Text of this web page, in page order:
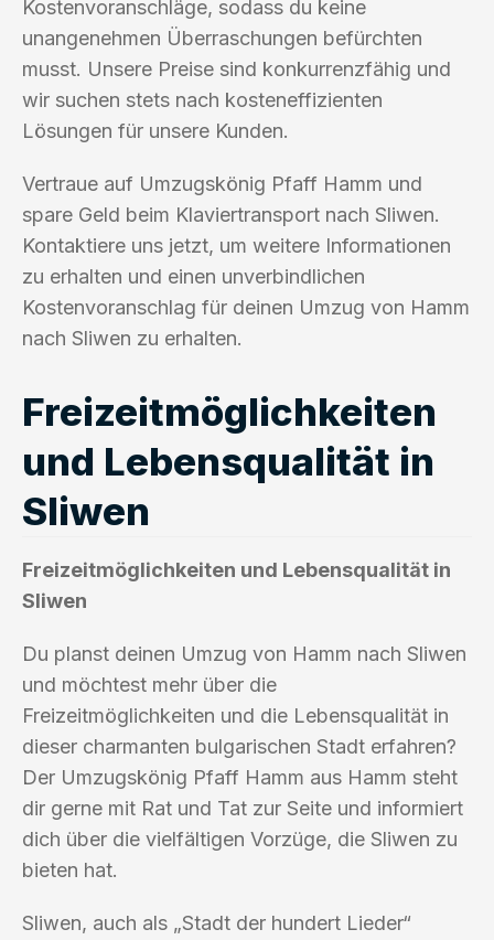
Kostenvoranschläge, sodass du keine
unangenehmen Überraschungen befürchten
musst. Unsere Preise sind konkurrenzfähig und
wir suchen stets nach kosteneffizienten
Lösungen für unsere Kunden.
Vertraue auf Umzugskönig Pfaff Hamm und
spare Geld beim Klaviertransport nach Sliwen.
Kontaktiere uns jetzt, um weitere Informationen
zu erhalten und einen unverbindlichen
Kostenvoranschlag für deinen Umzug von Hamm
nach Sliwen zu erhalten.
Freizeitmöglichkeiten
und Lebensqualität in
Sliwen
Freizeitmöglichkeiten und Lebensqualität in
Sliwen
Du planst deinen Umzug von Hamm nach Sliwen
und möchtest mehr über die
Freizeitmöglichkeiten und die Lebensqualität in
dieser charmanten bulgarischen Stadt erfahren?
Der Umzugskönig Pfaff Hamm aus Hamm steht
dir gerne mit Rat und Tat zur Seite und informiert
dich über die vielfältigen Vorzüge, die Sliwen zu
bieten hat.
Sliwen, auch als „Stadt der hundert Lieder“